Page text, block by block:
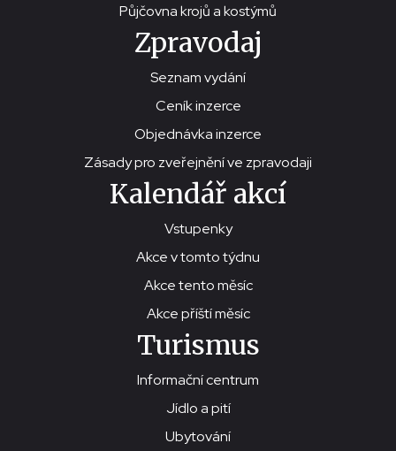
Půjčovna krojů a kostýmů
Zpravodaj
Seznam vydání
Ceník inzerce
Objednávka inzerce
Zásady pro zveřejnění ve zpravodaji
Kalendář akcí
Vstupenky
Akce v tomto týdnu
Akce tento měsíc
Akce příští měsíc
Turismus
Informační centrum
Jídlo a pití
Ubytování